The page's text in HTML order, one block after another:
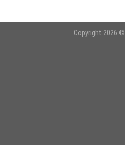
Copyright 2026 ©